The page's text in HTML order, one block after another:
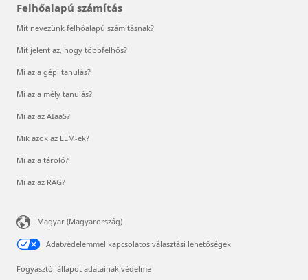
Felhőalapú számítás
Mit nevezünk felhőalapú számításnak?
Mit jelent az, hogy többfelhős?
Mi az a gépi tanulás?
Mi az a mély tanulás?
Mi az az AIaaS?
Mik azok az LLM-ek?
Mi az a tároló?
Mi az az RAG?
Magyar (Magyarország)
Adatvédelemmel kapcsolatos választási lehetőségek
Fogyasztói állapot adatainak védelme